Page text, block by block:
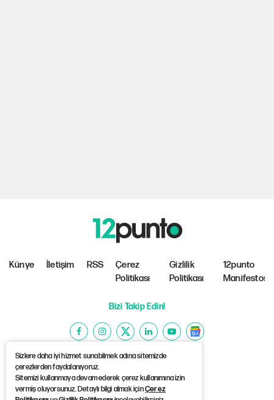
Sizlere daha iyi hizmet sunabilmek adına sitemizde
çerezlerden faydalanıyoruz.
Sitemizi kullanmaya devam ederek çerez kullanımına izin
vermiş oluyorsunuz. Detaylı bilgi almak içinÇerez
Künye İletişim RSS
Çerez
Politikası
Gizlilik
Politikası
12punto
Manifestosu
Bizi Takip Edin!
©Copyright 2026 12punto